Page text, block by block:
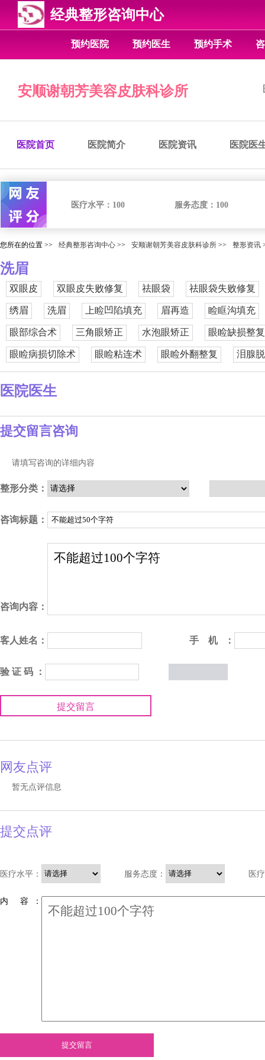
经典整形咨询中心
预约医院 预约医生 预约手术
安顺谢朝芳美容皮肤科诊所
医院首页 医院简介 医院资讯 医院医
医疗水平： 100 服务态度： 100
您所在的位置 >> 经典整形咨询中心 >> 安顺谢朝芳美容皮肤科诊所 >> 整形资讯
洗眉
双眼皮 双眼皮失败修复 祛眼袋 祛眼袋失败修复
绣眉 洗眉 上睑凹陷填充 眉再造 睑眶沟填充
眼部综合术 三角眼矫正 水泡眼矫正 眼睑缺损整
眼睑病损切除术 眼睑粘连术 眼睑外翻整复 泪腺
医院医生
提交留言咨询
请填写咨询的详细内容
整形分类：
咨询标题：
咨询内容：
客人姓名： 手 机 ：
验 证 码 ：
提交留言
网友点评
暂无点评信息
提交点评
医疗水平： 服务态度： 医
内 容 ：
提交留言